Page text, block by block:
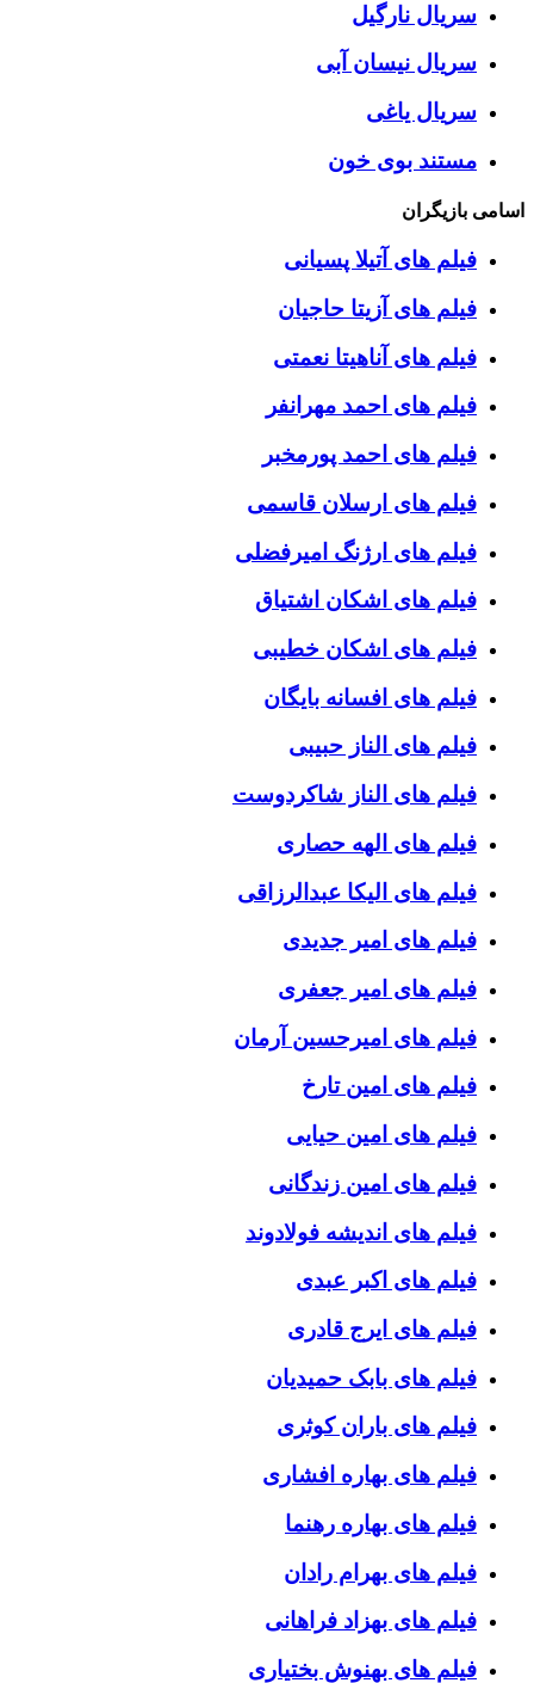
سریال نارگیل
سریال نیسان آبی
سریال یاغی
مستند بوی خون
اسامی بازیگران
فیلم های آتیلا پسیانی
فیلم های آزیتا حاجیان
فیلم های آناهیتا نعمتی
فیلم های احمد مهرانفر
فیلم های احمد پورمخبر
فیلم های ارسلان قاسمی
فیلم های ارژنگ امیرفضلی
فیلم های اشکان اشتیاق
فیلم های اشکان خطیبی
فیلم های افسانه بایگان
فیلم های الناز حبیبی
فیلم های الناز شاکردوست
فیلم های الهه حصاری
فیلم های الیکا عبدالرزاقی
فیلم های امیر جدیدی
فیلم های امیر جعفری
فیلم های امیرحسین آرمان
فیلم های امین تارخ
فیلم های امین حیایی
فیلم های امین زندگانی
فیلم های اندیشه فولادوند
فیلم های اکبر عبدی
فیلم های ایرج قادری
فیلم های بابک حمیدیان
فیلم های باران کوثری
فیلم های بهاره افشاری
فیلم های بهاره رهنما
فیلم های بهرام رادان
فیلم های بهزاد فراهانی
فیلم های بهنوش بختیاری